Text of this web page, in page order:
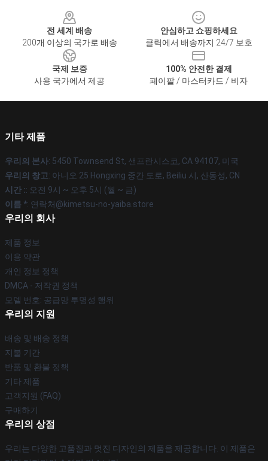
전 세계 배송
200개 이상의 국가로 배송
안심하고 쇼핑하세요
클릭에서 배송까지 24/7 보호
국제 보증
사용 국가에서 제공
100% 안전한 결제
페이팔 / 마스터카드 / 비자
기타 제품
우리의 본사: 5450 Townsend St, 샌프란시스코, CA 94107, 미국
우리의 창고: 아니오 25 Hongxing 중간 도로, Beiliu 시, 산동성, CN
시간 :: 오전 9시 ~ 오후 5시 (월 ~ 금)
이름 *: 연락처@kimetsu-no-yaiba.store
우리의 회사
제품 정보
이용 약관
개인 정보 정책
DMCA - 저작권 정책
모델 번호: 공급망 투명성 행위
우리의 지원
배송 및 배송 정책
지불 기간
반품 및 환불 정책
기타 제품
고객지원 (FAQ)
구매하기
우리의 상점
우리는 다양한 고품질과 멋진 디자인의 제품을 제공합니다. 이 제품은